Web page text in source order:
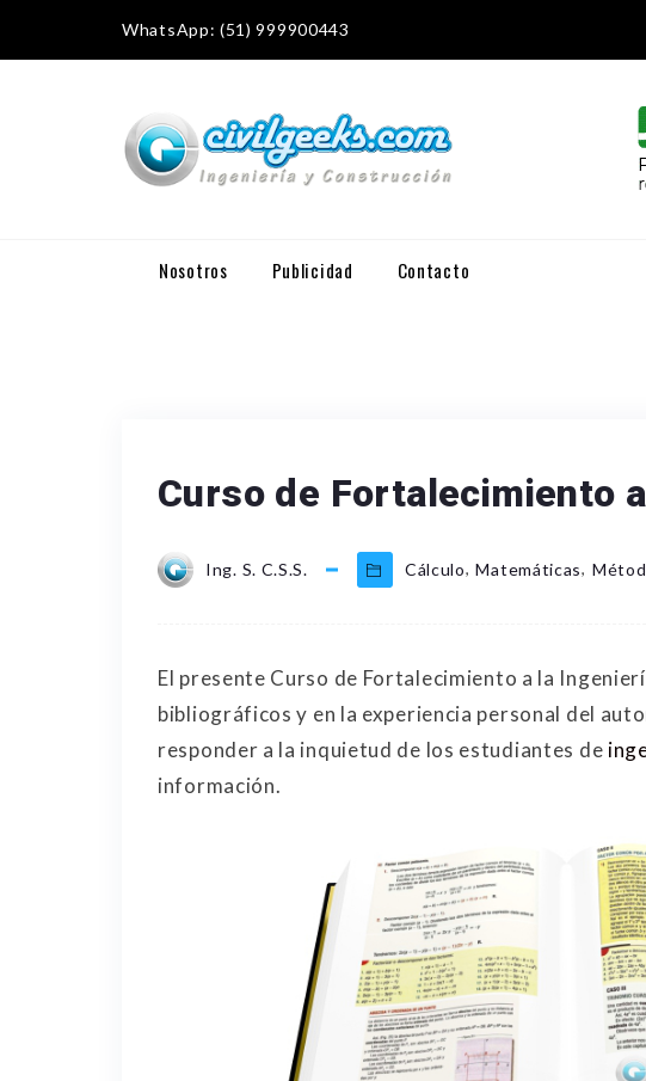
WhatsApp: (51) 999900443
Nosotros Publicidad Contacto
Curso de Fortalecimiento
Ing. S. C.S.S. Cálculo, Matemáticas,
El presente Curso de Fortalecimiento a la
bibliográficos y en la experiencia personal del
responder a la inquietud de los estudiantes de
información.